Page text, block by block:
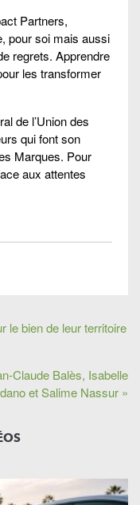
Partners,
pour soi mais aussi
regrets. Apprendre
les transformer
de l’Union des
qui font son
Marques. Pour
aux attentes
le bien de leur territoire
Claude Balès, Isabelle
et Salime Nassur »